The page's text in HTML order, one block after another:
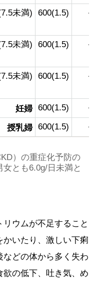
未満) 600(1.5) －
未満) 600(1.5) －
未満) 600(1.5) －
妊婦 600(1.5) －
授乳婦 600(1.5) －
）の重症化予防の
とも6.0g/日未満と
ウムが不足すること
いたり、激しい下痢
などの体から多く失わ
の低下、吐き気、め